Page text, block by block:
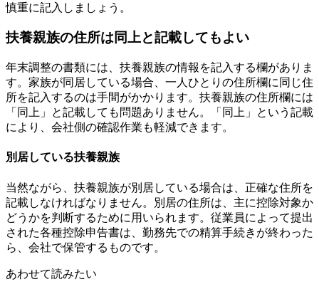
慎重に記入しましょう。
扶養親族の住所は同上と記載してもよい
年末調整の書類には、扶養親族の情報を記入する欄がありま
す。家族が同居している場合、一人ひとりの住所欄に同じ住
所を記入するのは手間がかかります。扶養親族の住所欄には
「同上」と記載しても問題ありません。「同上」という記載
により、会社側の確認作業も軽減できます。
別居している扶養親族
当然ながら、扶養親族が別居している場合は、正確な住所を
記載しなければなりません。別居の住所は、主に控除対象か
どうかを判断するために用いられます。従業員によって提出
された各種控除申告書は、勤務先での精算手続きが終わった
ら、会社で保管するものです。
あわせて読みたい